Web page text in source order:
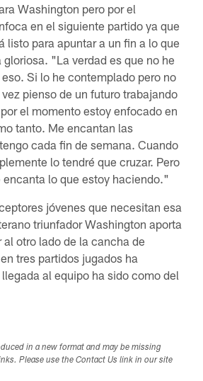
Washington pero por el
en el siguiente partido ya que
listo para apuntar a un fin a lo que
"La verdad es que no he
Si lo he contemplado pero no
pienso de un futuro trabajando
el momento estoy enfocado en
tanto. Me encantan las
cada fin de semana. Cuando
lo tendré que cruzar. Pero
encanta lo que estoy haciendo."
jóvenes que necesitan esa
triunfador Washington aporta
otro lado de la cancha de
tres partidos jugados ha
al equipo ha sido como del
in a new format and may be missing
Please use the Contact Us link in our site